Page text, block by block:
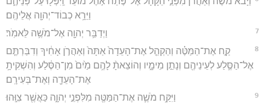
וַיֵּרָ֥א כְבוֹד־יְהוָ֖ה אֲלֵיהֶֽם׃
7 וַיְדַבֵּ֥ר יְהוָ֖ה אֶל־מֹשֶׁ֥ה לֵּאמֹֽר׃
8
קַ֣ח אֶת־הַמַּטֶּ֗ה וְהַקְהֵ֤ל אֶת־הָעֵדָה֙ אַתָּה֙ וְאַהֲרֹ֣ן אָחִ֔יךָ וְדִבַּרְתֶּ֧ם
אֶל־הַסֶּ֛לַע לְעֵינֵיהֶ֖ם וְנָתַ֣ן מֵימָ֑יו וְהוֹצֵאתָ֨ לָהֶ֥ם מַ֙יִם֙ מִן־הַסֶּ֔לַע וְהִשְׁקִיתָ֥
אֶת־הָעֵדָ֖ה וְאֶת־בְּעִירָֽם׃
9 וַיִּקַּ֥ח מֹשֶׁ֛ה אֶת־הַמַּטֶּ֖ה מִלִּפְנֵ֣י יְהוָ֑ה כַּאֲשֶׁ֖ר צִוָּֽהוּ׃